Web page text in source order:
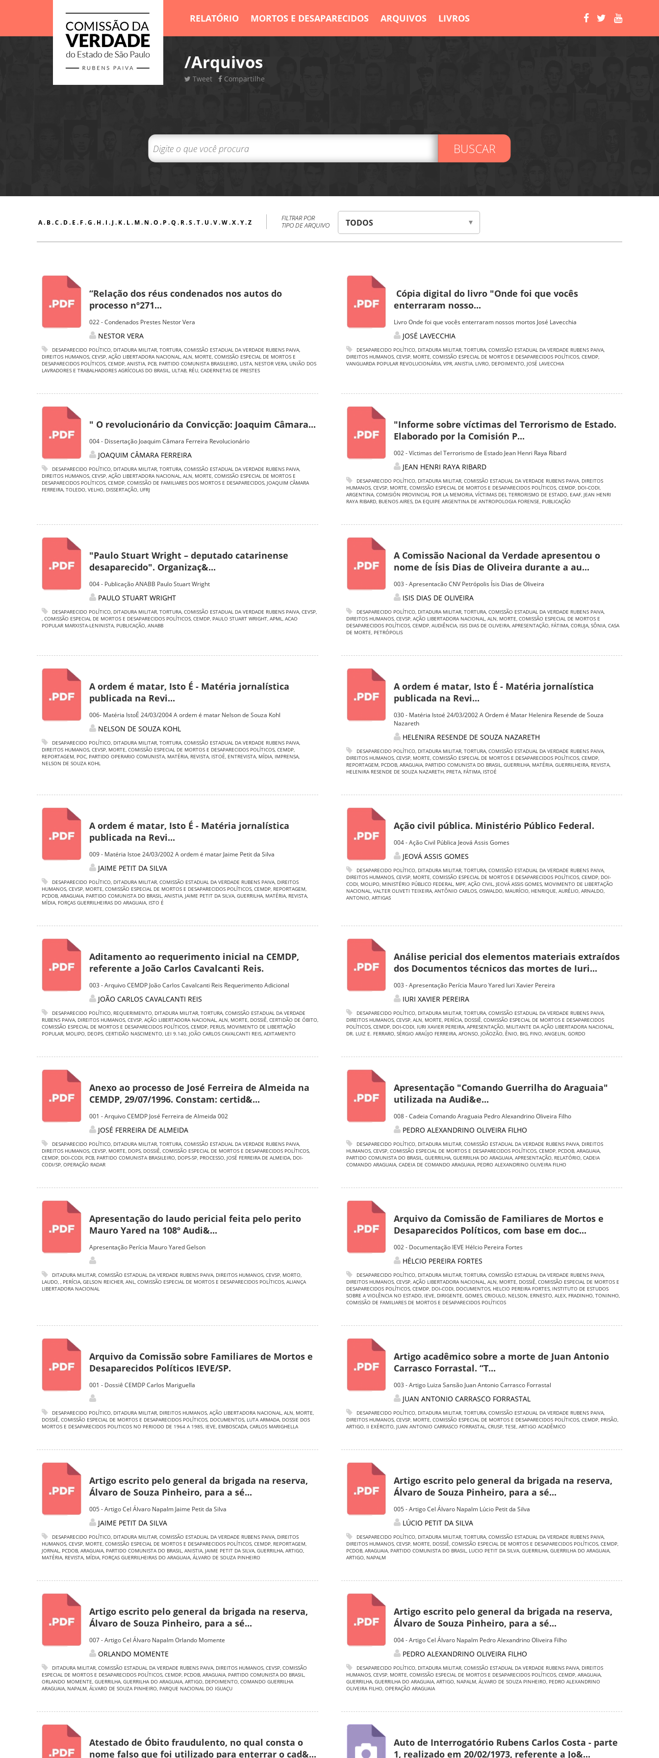
RELATÓRIO MORTOS E DESAPARECIDOS ARQUIVOS LIVROS
/Arquivos
Tweet Compartilhe
BUSCAR
A. B.C . D. E . F .G . H. I . J . K. L. M. N .O . P .Q . R.S.T. U .V.W.X.Y.Z
FILTRAR POR
TIPO DE ARQUIVO
“Relação dos réus condenados nos autos do
processo nº271...
022 - Condenados Prestes Nestor Vera
NESTOR VERA
DESAPARECIDO POLÍTICO, DITADURA MILITAR, TORTURA, COMISSÃO ESTADUAL DA VERDADE RUBENS PAIVA,
DIREITOS HUMANOS, CEVSP, AÇÃO LIBERTADORA NACIONAL, ALN, MORTE, COMISSÃO ESPECIAL DE MORTOS E
DESAPARECIDOS POLÍTICOS, CEMDP, ANISTIA, PCB, PARTIDO COMUNISTA BRASILEIRO, LISTA, NESTOR VERA, UNIÃO DOS
LAVRADORES E TRABALHADORES AGRÍCOLAS DO BRASIL, ULTAB, RÉU, CADERNETAS DE PRESTES
Cópia digital do livro "Onde foi que vocês
enterraram nosso...
Livro Onde foi que vocês enterraram nossos mortos José Lavecchia
JOSÉ LAVECCHIA
DESAPARECIDO POLÍTICO, DITADURA MILITAR, TORTURA, COMISSÃO ESTADUAL DA VERDADE RUBENS PAIVA,
DIREITOS HUMANOS, CEVSP, MORTE, COMISSÃO ESPECIAL DE MORTOS E DESAPARECIDOS POLÍTICOS, CEMDP,
VANGUARDA POPULAR REVOLUCIONÁRIA, VPR, ANISTIA, LIVRO, DEPOIMENTO, JOSÉ LAVECCHIA
" O revolucionário da Convicção: Joaquim Câmara...
004 - Dissertação Joaquim Câmara Ferreira Revolucionário
JOAQUIM CÂMARA FERREIRA
DESAPARECIDO POLÍTICO, DITADURA MILITAR, TORTURA, COMISSÃO ESTADUAL DA VERDADE RUBENS PAIVA,
DIREITOS HUMANOS, CEVSP, AÇÃO LIBERTADORA NACIONAL, ALN, MORTE, COMISSÃO ESPECIAL DE MORTOS E
DESAPARECIDOS POLÍTICOS, CEMDP, COMISSÃO DE FAMILIARES DOS MORTOS E DESAPARECIDOS, JOAQUIM CÂMARA
FERREIRA, TOLEDO, VELHO, DISSERTAÇÃO, UFRJ
"Informe sobre víctimas del Terrorismo de Estado.
Elaborado por la Comisión P...
002 - Víctimas del Terrorismo de Estado Jean Henri Raya Ribard
JEAN HENRI RAYA RIBARD
DESAPARECIDO POLÍTICO, DITADURA MILITAR, COMISSÃO ESTADUAL DA VERDADE RUBENS PAIVA, DIREITOS
HUMANOS, CEVSP, MORTE, COMISSÃO ESPECIAL DE MORTOS E DESAPARECIDOS POLÍTICOS, CEMDP, DOI-CODI,
ARGENTINA, COMISIÓN PROVINCIAL POR LA MEMORIA, VÍCTIMAS DEL TERRORISMO DE ESTADO, EAAF, JEAN HENRI
RAYA RIBARD, BUENOS AIRES, DA EQUIPE ARGENTINA DE ANTROPOLOGIA FORENSE, PUBLICAÇÃO
"Paulo Stuart Wright – deputado catarinense
desaparecido". Organizaç&...
004 - Publicação ANABB Paulo Stuart Wright
PAULO STUART WRIGHT
DESAPARECIDO POLÍTICO, DITADURA MILITAR, TORTURA, COMISSÃO ESTADUAL DA VERDADE RUBENS PAIVA, CEVSP,
, COMISSÃO ESPECIAL DE MORTOS E DESAPARECIDOS POLÍTICOS, CEMDP, PAULO STUART WRIGHT, APML, ACAO
POPULAR MARXISTA-LENINISTA, PUBLICAÇÃO, ANABB
A Comissão Nacional da Verdade apresentou o
nome de Ísis Dias de Oliveira durante a au...
003 - Apresentacão CNV Petrópolis Ísis Dias de Oliveira
ISIS DIAS DE OLIVEIRA
DESAPARECIDO POLÍTICO, DITADURA MILITAR, TORTURA, COMISSÃO ESTADUAL DA VERDADE RUBENS PAIVA,
DIREITOS HUMANOS, CEVSP, AÇÃO LIBERTADORA NACIONAL, ALN, MORTE, COMISSÃO ESPECIAL DE MORTOS E
DESAPARECIDOS POLÍTICOS, CEMDP, AUDIÊNCIA, ISIS DIAS DE OLIVEIRA, APRESENTAÇÃO, FÁTIMA, CORUJA, SÔNIA, CASA
DE MORTE, PETRÓPOLIS
A ordem é matar, Isto É - Matéria jornalística
publicada na Revi...
006- Matéria IstoÉ 24/03/2004 A ordem é matar Nelson de Souza Kohl
NELSON DE SOUZA KOHL
DESAPARECIDO POLÍTICO, DITADURA MILITAR, TORTURA, COMISSÃO ESTADUAL DA VERDADE RUBENS PAIVA,
DIREITOS HUMANOS, CEVSP, MORTE, COMISSÃO ESPECIAL DE MORTOS E DESAPARECIDOS POLÍTICOS, CEMDP,
REPORTAGEM, POC, PARTIDO OPERARIO COMUNISTA, MATÉRIA, REVISTA, ISTOÉ, ENTREVISTA, MÍDIA, IMPRENSA,
NELSON DE SOUZA KOHL
A ordem é matar, Isto É - Matéria jornalística
publicada na Revi...
030 - Matéria Istoé 24/03/2002 A Ordem é Matar Helenira Resende de Souza
Nazareth
HELENIRA RESENDE DE SOUZA NAZARETH
DESAPARECIDO POLÍTICO, DITADURA MILITAR, TORTURA, COMISSÃO ESTADUAL DA VERDADE RUBENS PAIVA,
DIREITOS HUMANOS, CEVSP, MORTE, COMISSÃO ESPECIAL DE MORTOS E DESAPARECIDOS POLÍTICOS, CEMDP,
REPORTAGEM, PCDOB, ARAGUAIA, PARTIDO COMUNISTA DO BRASIL, GUERRILHA, MATÉRIA, GUERRILHEIRA, REVISTA,
HELENIRA RESENDE DE SOUZA NAZARETH, PRETA, FÁTIMA, ISTOÉ
A ordem é matar, Isto É - Matéria jornalística
publicada na Revi...
009 - Matéria Istoe 24/03/2002 A ordem é matar Jaime Petit da Silva
JAIME PETIT DA SILVA
DESAPARECIDO POLÍTICO, DITADURA MILITAR, COMISSÃO ESTADUAL DA VERDADE RUBENS PAIVA, DIREITOS
HUMANOS, CEVSP, MORTE, COMISSÃO ESPECIAL DE MORTOS E DESAPARECIDOS POLÍTICOS, CEMDP, REPORTAGEM,
PCDOB, ARAGUAIA, PARTIDO COMUNISTA DO BRASIL, ANISTIA, JAIME PETIT DA SILVA, GUERRILHA, MATÉRIA, REVISTA,
MÍDIA, FORÇAS GUERRILHEIRAS DO ARAGUAIA, ISTO É
Ação civil pública. Ministério Público Federal.
004 - Ação Civil Pública Jeová Assis Gomes
JEOVÁ ASSIS GOMES
DESAPARECIDO POLÍTICO, DITADURA MILITAR, TORTURA, COMISSÃO ESTADUAL DA VERDADE RUBENS PAIVA,
DIREITOS HUMANOS, CEVSP, MORTE, COMISSÃO ESPECIAL DE MORTOS E DESAPARECIDOS POLÍTICOS, CEMDP, DOI-
CODI, MOLIPO, MINISTÉRIO PÚBLICO FEDERAL, MPF, AÇÃO CIVIL, JEOVÁ ASSIS GOMES, MOVIMENTO DE LIBERTAÇÃO
NACIONAL, VALTER OLIVETI TEIXEIRA, ANTÔNIO CARLOS, OSWALDO, MAURÍCIO, HENRIQUE, AURÉLIO, ARNALDO,
ANTONIO, ARTIGAS
Aditamento ao requerimento inicial na CEMDP,
referente a João Carlos Cavalcanti Reis.
003 - Arquivo CEMDP João Carlos Cavalcanti Reis Requerimento Adicional
JOÃO CARLOS CAVALCANTI REIS
DESAPARECIDO POLÍTICO, REQUERIMENTO, DITADURA MILITAR, TORTURA, COMISSÃO ESTADUAL DA VERDADE
RUBENS PAIVA, DIREITOS HUMANOS, CEVSP, AÇÃO LIBERTADORA NACIONAL, ALN, MORTE, DOSSIÊ, CERTIDÃO DE ÓBITO,
COMISSÃO ESPECIAL DE MORTOS E DESAPARECIDOS POLÍTICOS, CEMDP, PERUS, MOVIMENTO DE LIBERTAÇÃO
POPULAR, MOLIPO, DEOPS, CERTIDÃO NASCIMENTO, LEI 9.140, JOÃO CARLOS CAVALCANTI REIS, ADITAMENTO
Análise pericial dos elementos materiais extraídos
dos Documentos técnicos das mortes de Iuri...
003 - Apresentação Perícia Mauro Yared Iuri Xavier Pereira
IURI XAVIER PEREIRA
DESAPARECIDO POLÍTICO, DITADURA MILITAR, TORTURA, COMISSÃO ESTADUAL DA VERDADE RUBENS PAIVA,
DIREITOS HUMANOS, CEVSP, ALN, MORTE, PERÍCIA, DOSSIÊ, COMISSÃO ESPECIAL DE MORTOS E DESAPARECIDOS
POLÍTICOS, CEMDP, DOI-CODI, IURI XAVIER PEREIRA, APRESENTAÇÃO, MILITANTE DA AÇÃO LIBERTADORA NACIONAL,
DR. LUIZ E. FERRARO, SÉRGIO ARAÚJO FERREIRA, AFONSO, JOÃOZÃO, ÊNIO, BIG, FINO, ANGELIN, GORDO
Anexo ao processo de José Ferreira de Almeida na
CEMDP, 29/07/1996. Constam: certid&...
001 - Arquivo CEMDP José Ferreira de Almeida 002
JOSÉ FERREIRA DE ALMEIDA
DESAPARECIDO POLÍTICO, DITADURA MILITAR, TORTURA, COMISSÃO ESTADUAL DA VERDADE RUBENS PAIVA,
DIREITOS HUMANOS, CEVSP, MORTE, DOPS, DOSSIÊ, COMISSÃO ESPECIAL DE MORTOS E DESAPARECIDOS POLÍTICOS,
CEMDP, DOI-CODI, PCB, PARTIDO COMUNISTA BRASILEIRO, DOPS-SP, PROCESSO, JOSÉ FERREIRA DE ALMEIDA, DOI-
CODI/SP, OPERAÇÃO RADAR
Apresentação "Comando Guerrilha do Araguaia"
utilizada na Audi&e...
008 - Cadeia Comando Araguaia Pedro Alexandrino Oliveira Filho
PEDRO ALEXANDRINO OLIVEIRA FILHO
DESAPARECIDO POLÍTICO, DITADURA MILITAR, COMISSÃO ESTADUAL DA VERDADE RUBENS PAIVA, DIREITOS
HUMANOS, CEVSP, COMISSÃO ESPECIAL DE MORTOS E DESAPARECIDOS POLÍTICOS, CEMDP, PCDOB, ARAGUAIA,
PARTIDO COMUNISTA DO BRASIL, GUERRILHA, GUERRILHA DO ARAGUAIA, APRESENTAÇÃO, RELATÓRIO, CADEIA
COMANDO ARAGUAIA, CADEIA DE COMANDO ARAGUAIA, PEDRO ALEXANDRINO OLIVEIRA FILHO
Apresentação do laudo pericial feita pelo perito
Mauro Yared na 108º Audi&...
Apresentação Perícia Mauro Yared Gelson
DITADURA MILITAR, COMISSÃO ESTADUAL DA VERDADE RUBENS PAIVA, DIREITOS HUMANOS, CEVSP, MORTO,
LAUDO, , PERÍCIA, GELSON REICHER, ANL, COMISSÃO ESPECIAL DE MORTOS E DESAPARECIDOS POLÍTICOS, ALIANÇA
LIBERTADORA NACIONAL
Arquivo da Comissão de Familiares de Mortos e
Desaparecidos Políticos, com base em doc...
002 - Documentação IEVE Hélcio Pereira Fortes
HÉLCIO PEREIRA FORTES
DESAPARECIDO POLÍTICO, DITADURA MILITAR, TORTURA, COMISSÃO ESTADUAL DA VERDADE RUBENS PAIVA,
DIREITOS HUMANOS, CEVSP, AÇÃO LIBERTADORA NACIONAL, ALN, MORTE, DOSSIÊ, COMISSÃO ESPECIAL DE MORTOS E
DESAPARECIDOS POLÍTICOS, CEMDP, DOI-CODI, DOCUMENTOS, HELCIO PEREIRA FORTES, INSTITUTO DE ESTUDOS
SOBRE A VIOLÊNCIA NO ESTADO, IEVE, DIRIGENTE, GOMES, CRIOULO, NELSON, ERNESTO, ALEX, FRADINHO, TONINHO,
COMISSÃO DE FAMILIARES DE MORTOS E DESAPARECIDOS POLÍTICOS
Arquivo da Comissão sobre Familiares de Mortos e
Desaparecidos Políticos IEVE/SP.
001 - Dossiê CEMDP Carlos Mariguella
DESAPARECIDO POLÍTICO, DITADURA MILITAR, DIREITOS HUMANOS, AÇÃO LIBERTADORA NACIONAL, ALN, MORTE,
DOSSIÊ, COMISSÃO ESPECIAL DE MORTOS E DESAPARECIDOS POLÍTICOS, DOCUMENTOS, LUTA ARMADA, DOSSIE DOS
MORTOS E DESAPARECIDOS POLITICOS NO PERIODO DE 1964 A 1985, IEVE, EMBOSCADA, CARLOS MARIGHELLA
Artigo acadêmico sobre a morte de Juan Antonio
Carrasco Forrastal. “T...
003 - Artigo Luiza Sansão Juan Antonio Carrasco Forrastal
JUAN ANTONIO CARRASCO FORRASTAL
DESAPARECIDO POLÍTICO, DITADURA MILITAR, TORTURA, COMISSÃO ESTADUAL DA VERDADE RUBENS PAIVA,
DIREITOS HUMANOS, CEVSP, MORTE, COMISSÃO ESPECIAL DE MORTOS E DESAPARECIDOS POLÍTICOS, CEMDP, PRISÃO,
ARTIGO, II EXÉRCITO, JUAN ANTONIO CARRASCO FORRASTAL, CRUSP, TESE, ARTIGO ACADÊMICO
Artigo escrito pelo general da brigada na reserva,
Álvaro de Souza Pinheiro, para a sé...
005 - Artigo Cel Álvaro Napalm Jaime Petit da Silva
JAIME PETIT DA SILVA
DESAPARECIDO POLÍTICO, DITADURA MILITAR, COMISSÃO ESTADUAL DA VERDADE RUBENS PAIVA, DIREITOS
HUMANOS, CEVSP, MORTE, COMISSÃO ESPECIAL DE MORTOS E DESAPARECIDOS POLÍTICOS, CEMDP, REPORTAGEM,
JORNAL, PCDOB, ARAGUAIA, PARTIDO COMUNISTA DO BRASIL, ANISTIA, JAIME PETIT DA SILVA, GUERRILHA, ARTIGO,
MATÉRIA, REVISTA, MÍDIA, FORÇAS GUERRILHEIRAS DO ARAGUAIA, ÁLVARO DE SOUZA PINHEIRO
Artigo escrito pelo general da brigada na reserva,
Álvaro de Souza Pinheiro, para a sé...
005 - Artigo Cel Álvaro Napalm Lúcio Petit da Silva
LÚCIO PETIT DA SILVA
DESAPARECIDO POLÍTICO, DITADURA MILITAR, TORTURA, COMISSÃO ESTADUAL DA VERDADE RUBENS PAIVA,
DIREITOS HUMANOS, CEVSP, MORTE, DOSSIÊ, COMISSÃO ESPECIAL DE MORTOS E DESAPARECIDOS POLÍTICOS, CEMDP,
PCDOB, ARAGUAIA, PARTIDO COMUNISTA DO BRASIL, LUCIO PETIT DA SILVA, GUERRILHA, GUERRILHA DO ARAGUAIA,
ARTIGO, NAPALM
Artigo escrito pelo general da brigada na reserva,
Álvaro de Souza Pinheiro, para a sé...
007 - Artigo Cel Álvaro Napalm Orlando Momente
ORLANDO MOMENTE
DITADURA MILITAR, COMISSÃO ESTADUAL DA VERDADE RUBENS PAIVA, DIREITOS HUMANOS, CEVSP, COMISSÃO
ESPECIAL DE MORTOS E DESAPARECIDOS POLÍTICOS, CEMDP, PCDOB, ARAGUAIA, PARTIDO COMUNISTA DO BRASIL,
ORLANDO MOMENTE, GUERRILHA, GUERRILHA DO ARAGUAIA, ARTIGO, DEPOIMENTO, COMANDO GUERRILHA
ARAGUAIA, NAPALM, ÁLVARO DE SOUZA PINHEIRO, PARQUE NACIONAL DO IGUAÇU
Artigo escrito pelo general da brigada na reserva,
Álvaro de Souza Pinheiro, para a sé...
004 - Artigo Cel Álvaro Napalm Pedro Alexandrino Oliveira Filho
PEDRO ALEXANDRINO OLIVEIRA FILHO
DESAPARECIDO POLÍTICO, DITADURA MILITAR, COMISSÃO ESTADUAL DA VERDADE RUBENS PAIVA, DIREITOS
HUMANOS, CEVSP, MORTE, COMISSÃO ESPECIAL DE MORTOS E DESAPARECIDOS POLÍTICOS, CEMDP, ARAGUAIA,
GUERRILHA, GUERRILHA DO ARAGUAIA, ARTIGO, NAPALM, ÁLVARO DE SOUZA PINHEIRO, PEDRO ALEXANDRINO
OLIVEIRA FILHO, OPERAÇÃO ARAGUAIA
Atestado de Óbito fraudulento, no qual consta o
nome falso que foi utilizado para enterrar o cad&...
Auto de Interrogatório Rubens Carlos Costa - parte
1, realizado em 20/02/1973, referente a Jo&...